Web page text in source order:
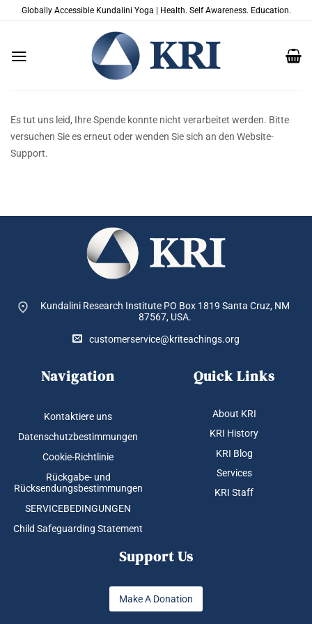
ZumGlobally Accessible Kundalini Yoga | Health. Self Awareness. Education.
Es tut uns leid, Ihre Spende konnte nicht verarbeitet werden. Bitte
versuchen Sie es erneut oder wenden Sie sich an den Website-
Support.
Kundalini Research Institute PO Box 1819 Santa Cruz, NM
87567, USA.
customerservice@kriteachings.org
Navigation
Kontaktiere uns
Datenschutzbestimmungen
Cookie-Richtlinie
Rückgabe- und
Rücksendungsbestimmungen
SERVICEBEDINGUNGEN
Child Safeguarding Statement
Quick Links
About KRI
KRI History
KRI Blog
Services
KRI Staff
Support Us
Make A Donation